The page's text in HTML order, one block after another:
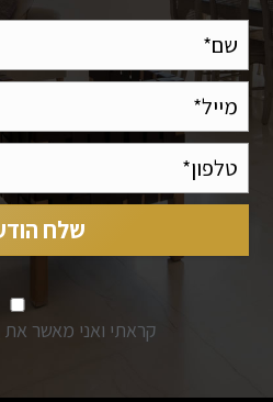
קראתי ואני מאשר את